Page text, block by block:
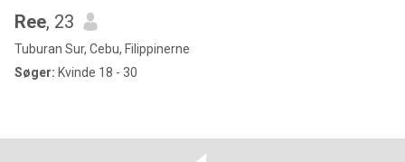
Ree, 23
Tuburan Sur, Cebu, Filippinerne
Søger: Kvinde 18 - 30